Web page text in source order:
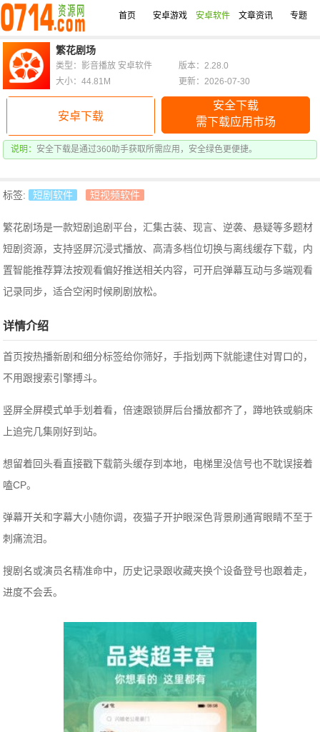
首页 安卓游戏 安卓软件 文章资讯 专题
繁花剧场
安卓下载
安全下载
需下载应用市场
说明： 安全下载是通过360助手获取所需应用，安全绿色更便捷。
类型：影音播放 安卓软件
版本：2.28.0
大小：44.81M
更新：2026-07-30
标签: 短剧软件 短视频软件
繁花剧场是一款短剧追剧平台，汇集古装、现言、逆袭、悬疑等多题材
短剧资源，支持竖屏沉浸式播放、高清多档位切换与离线缓存下载，内
置智能推荐算法按观看偏好推送相关内容，可开启弹幕互动与多端观看
记录同步，适合空闲时候刷剧放松。
详情介绍
首页按热播新剧和细分标签给你筛好，手指划两下就能逮住对胃口的，
不用跟搜索引擎搏斗。
竖屏全屏模式单手划着看，倍速跟锁屏后台播放都齐了，蹲地铁或躺床
上追完几集刚好到站。
想留着回头看直接戳下载箭头缓存到本地，电梯里没信号也不耽误接着
嗑CP。
弹幕开关和字幕大小随你调，夜猫子开护眼深色背景刷通宵眼睛不至于
刺痛流泪。
搜剧名或演员名精准命中，历史记录跟收藏夹换个设备登号也跟着走，
进度不会丢。